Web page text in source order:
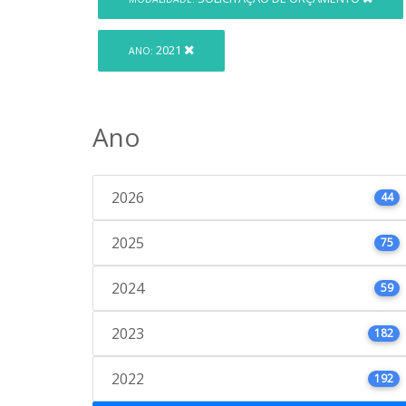
ANO: 2021
Ano
2026 44
2025 75
2024 59
2023 182
2022 192